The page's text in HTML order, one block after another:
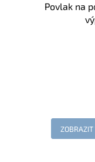
Povlak na
ZOBRAZIT